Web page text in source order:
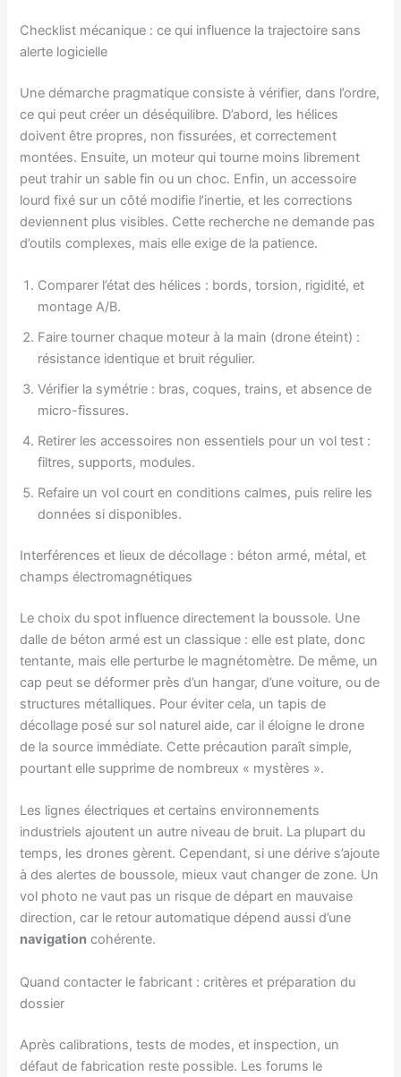
Checklist mécanique : ce qui influence la trajectoire sans
alerte logicielle
Une démarche pragmatique consiste à vérifier, dans l’ordre,
ce qui peut créer un déséquilibre. D’abord, les hélices
doivent être propres, non fissurées, et correctement
montées. Ensuite, un moteur qui tourne moins librement
peut trahir un sable fin ou un choc. Enfin, un accessoire
lourd fixé sur un côté modifie l’inertie, et les corrections
deviennent plus visibles. Cette recherche ne demande pas
d’outils complexes, mais elle exige de la patience.
Comparer l’état des hélices : bords, torsion, rigidité, et
montage A/B.
Faire tourner chaque moteur à la main (drone éteint) :
résistance identique et bruit régulier.
Vérifier la symétrie : bras, coques, trains, et absence de
micro-fissures.
Retirer les accessoires non essentiels pour un vol test :
filtres, supports, modules.
Refaire un vol court en conditions calmes, puis relire les
données si disponibles.
Interférences et lieux de décollage : béton armé, métal, et
champs électromagnétiques
Le choix du spot influence directement la boussole. Une
dalle de béton armé est un classique : elle est plate, donc
tentante, mais elle perturbe le magnétomètre. De même, un
cap peut se déformer près d’un hangar, d’une voiture, ou de
structures métalliques. Pour éviter cela, un tapis de
décollage posé sur sol naturel aide, car il éloigne le drone
de la source immédiate. Cette précaution paraît simple,
pourtant elle supprime de nombreux « mystères ».
Les lignes électriques et certains environnements
industriels ajoutent un autre niveau de bruit. La plupart du
temps, les drones gèrent. Cependant, si une dérive s’ajoute
à des alertes de boussole, mieux vaut changer de zone. Un
vol photo ne vaut pas un risque de départ en mauvaise
direction, car le retour automatique dépend aussi d’une
navigation cohérente.
Quand contacter le fabricant : critères et préparation du
dossier
Après calibrations, tests de modes, et inspection, un
défaut de fabrication reste possible. Les forums le